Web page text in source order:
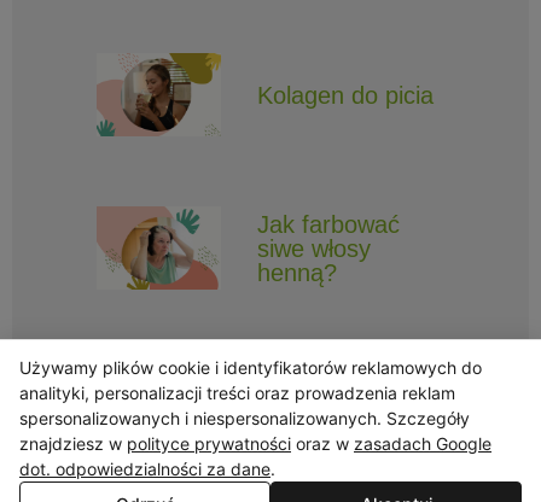
Kolagen do picia
Jak farbować
siwe włosy
henną?
Obserwuj Triny, by nie ominęły Cię najlepsze promocje i informacje
o nowościach.
Używamy plików cookie i identyfikatorów reklamowych do
analityki, personalizacji treści oraz prowadzenia reklam
spersonalizowanych i niespersonalizowanych. Szczegóły
znajdziesz w polityce prywatności oraz w zasadach Google
dot. odpowiedzialności za dane.